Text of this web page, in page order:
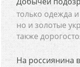
только одежда
но и золотые
также
На россиянина